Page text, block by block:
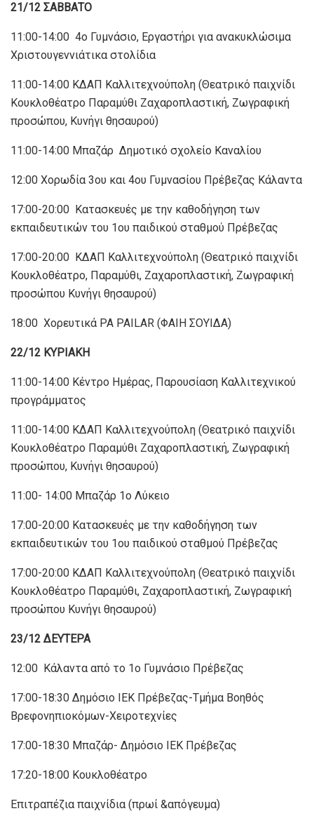
21/12 ΣΑΒΒΑΤΟ
11:00-14:00 4o Γυμνάσιο, Εργαστήρι για ανακυκλώσιμα
Χριστουγεννιάτικα στολίδια
11:00-14:00 ΚΔΑΠ Καλλιτεχνούπολη (Θεατρικό παιχνίδι
Κουκλοθέατρο Παραμύθι Ζαχαροπλαστική, Ζωγραφική
προσώπου, Κυνήγι θησαυρού)
11:00-14:00 Μπαζάρ Δημοτικό σχολείο Καναλίου
12:00 Χορωδία 3ου και 4ου Γυμνασίου Πρέβεζας Κάλαντα
17:00-20:00 Κατασκευές με την καθοδήγηση των
εκπαιδευτικών του 1ου παιδικού σταθμού Πρέβεζας
17:00-20:00 ΚΔΑΠ Καλλιτεχνούπολη (Θεατρικό παιχνίδι
Κουκλοθέατρο, Παραμύθι, Ζαχαροπλαστική, Ζωγραφική
προσώπου Κυνήγι θησαυρού)
18:00 Χορευτικά PA PAILAR (ΦΑΙΗ ΣΟΥΙΔΑ)
22/12 ΚΥΡΙΑΚΗ
11:00-14:00 Κέντρο Ημέρας, Παρουσίαση Καλλιτεχνικού
προγράμματος
11:00-14:00 ΚΔΑΠ Καλλιτεχνούπολη (Θεατρικό παιχνίδι
Κουκλοθέατρο Παραμύθι Ζαχαροπλαστική, Ζωγραφική
προσώπου, Κυνήγι θησαυρού)
11:00- 14:00 Μπαζάρ 1ο Λύκειο
17:00-20:00 Κατασκευές με την καθοδήγηση των
εκπαιδευτικών του 1ου παιδικού σταθμού Πρέβεζας
17:00-20:00 ΚΔΑΠ Καλλιτεχνούπολη (Θεατρικό παιχνίδι
Κουκλοθέατρο Παραμύθι, Ζαχαροπλαστική, Ζωγραφική
προσώπου Κυνήγι θησαυρού)
23/12 ΔΕΥΤΕΡΑ
12:00 Κάλαντα από το 1ο Γυμνάσιο Πρέβεζας
17:00-18:30 Δημόσιο ΙΕΚ Πρέβεζας-Τμήμα Βοηθός
Βρεφονηπιοκόμων-Χειροτεχνίες
17:00-18:30 Μπαζάρ- Δημόσιο ΙΕΚ Πρέβεζας
17:20-18:00 Κουκλοθέατρο
Eπιτραπέζια παιχνίδια (πρωί &απόγευμα)